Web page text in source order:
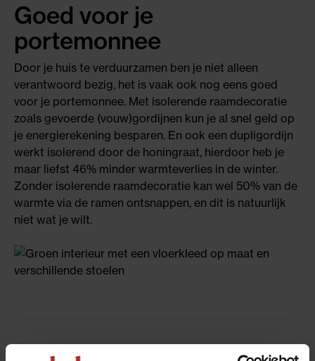
Goed voor je
portemonnee
Door je huis te verduurzamen ben je niet alleen
verantwoord bezig, het is vaak ook nog eens goed
voor je portemonnee. Met isolerende raamdecoratie
zoals gevoerde (vouw)gordijnen kun je al snel geld op
je energierekening besparen. En ook een dupligordijn
werkt isolerend door de honingraat, hierdoor heb je
maar liefst 46% minder warmteverlies in de winter.
Zonder isolerende raamdecoratie kan wel 50% van de
warmte via de ramen ontsnappen, en dit is natuurlijk
niet wat je wilt.